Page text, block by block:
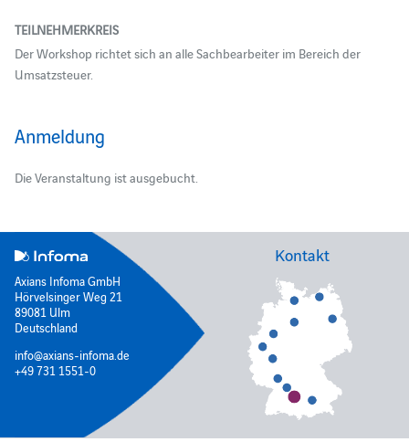
TEILNEHMERKREIS
Der Workshop richtet sich an alle Sachbearbeiter im Bereich der
Umsatzsteuer.
Anmeldung
Die Veranstaltung ist ausgebucht.
Axians Infoma GmbH
Hörvelsinger Weg 21
89081 Ulm
Deutschland
info@axians-infoma.de
+49 731 1551-0
Kontakt